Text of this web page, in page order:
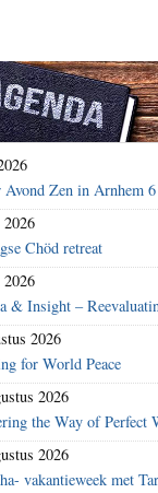
Avond Zen in Arnhem
Chöd retreat
& Insight –
2026
for World Peace
2026
the Way of Perfect
2026
vakantieweek met